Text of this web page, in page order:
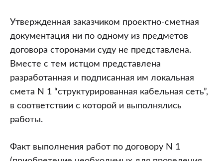
Утвержденная заказчиком проектно-сметная
документация ни по одному из предметов
договора сторонами суду не представлена.
Вместе с тем истцом представлена
разработанная и подписанная им локальная
смета N 1 “структурированная кабельная сеть”,
в соответствии с которой и выполнялись
работы.
Факт выполнения работ по договору N 1